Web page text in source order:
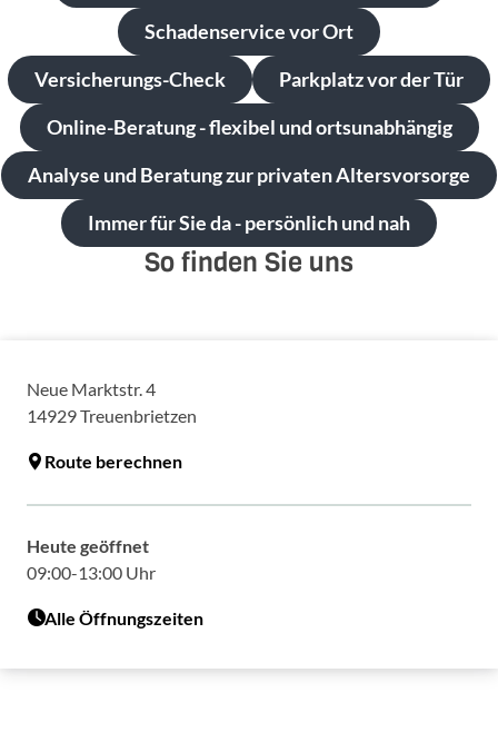
Schadenservice vor Ort
Versicherungs-Check
Parkplatz vor der Tür
Online-Beratung - flexibel und ortsunabhängig
Analyse und Beratung zur privaten Altersvorsorge
Immer für Sie da - persönlich und nah
So finden Sie uns
Neue Marktstr. 4
14929Treuenbrietzen
Route berechnen
Heute geöffnet
09:00-13:00 Uhr
Alle Öffnungszeiten